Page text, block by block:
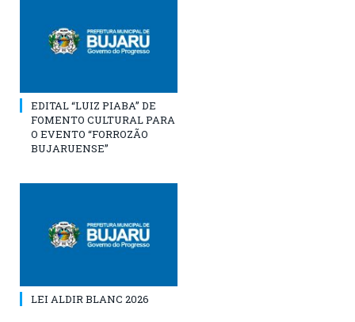
EDITAL “LUIZ PIABA” DE
FOMENTO CULTURAL PARA
O EVENTO “FORROZÃO
BUJARUENSE”
LEI ALDIR BLANC 2026